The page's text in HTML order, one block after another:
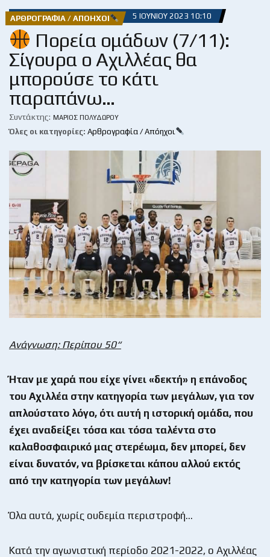
ΑΡΘΡΟΓΡΑΦΊΑ / ΑΠΌΗΧΟΙ 5 ΙΟΥΝΊΟΥ 2023 10:10
Πορεία ομάδων (7/11):
Σίγουρα ο Αχιλλέας θα
μπορούσε το κάτι
παραπάνω…
Συντάκτης: ΜΆΡΙΟΣ ΠΟΛΥΔΏΡΟΥ
Όλες οι κατηγορίες: Αρθρογραφία / Απόηχοι
Ανάγνωση: Περίπου 50“
Ήταν με χαρά που είχε γίνει «δεκτή» η επάνοδος
του Αχιλλέα στην κατηγορία των μεγάλων, για τον
απλούστατο λόγο, ότι αυτή η ιστορική ομάδα, που
έχει αναδείξει τόσα και τόσα ταλέντα στο
καλαθοσφαιρικό μας στερέωμα, δεν μπορεί, δεν
είναι δυνατόν, να βρίσκεται κάπου αλλού εκτός
από την κατηγορία των μεγάλων!
Όλα αυτά, χωρίς ουδεμία περιστροφή…
Κατά την αγωνιστική περίοδο 2021-2022, ο Αχιλλέας